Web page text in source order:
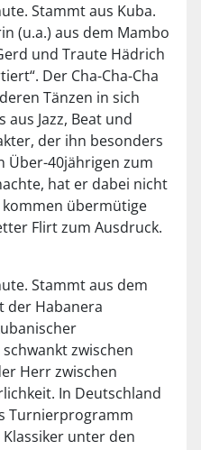
Stammt aus Kuba.
(u.a.) aus dem Mambo
und Traute Hädrich
Der Cha-Cha-Cha
Tänzen in sich
Jazz, Beat und
der ihn besonders
Über-40jährigen zum
hat er dabei nicht
kommen übermütige
Flirt zum Ausdruck.
Stammt aus dem
der Habanera
zwischen
Herr zwischen
In Deutschland
Turnierprogramm
unter den